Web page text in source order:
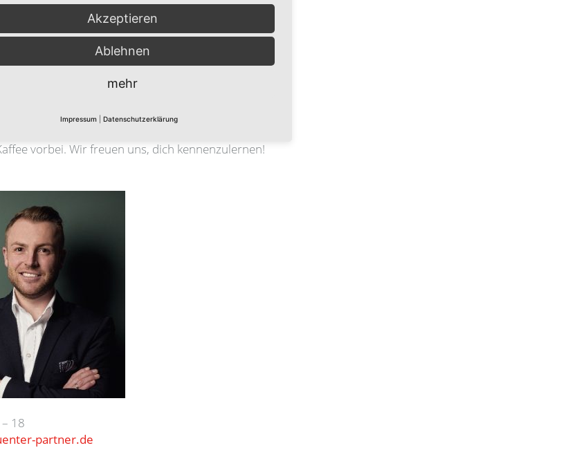
von IT-Projekten
und deren Rollout
2nd-Level-Support
vorbei. Wir freuen uns, dich kennenzulernen!
18
partner.de
Akzeptieren
Ablehnen
mehr
Impressum Datenschutzerklärung